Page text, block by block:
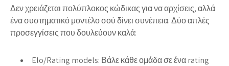
Δεν χρειάζεται πολύπλοκος κώδικας για να αρχίσεις, αλλά
ένα συστηματικό μοντέλο σού δίνει συνέπεια. Δύο απλές
προσεγγίσεις που δουλεύουν καλά:
Elo/Rating models: Βάλε κάθε ομάδα σε ένα rating